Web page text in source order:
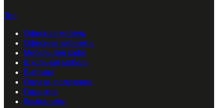
Top
Офисная мебель
Офисные кабинеты
Мебель для кафе
Школьная мебель
Витрина
Оплата, получение
Гарантии
Компаниям